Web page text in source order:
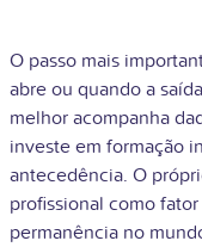
O passo mais
abre ou quando a
melhor acompanha
investe em formação
antecedência. O
profissional como
permanência no